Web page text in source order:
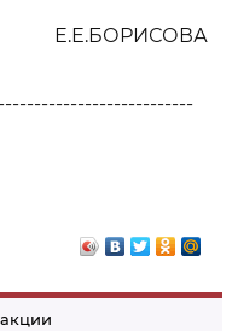
Е.Е.БОРИСОВА